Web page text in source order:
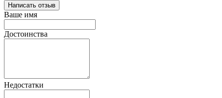
Написать отзыв
Ваше имя
Достоинства
Недостатки